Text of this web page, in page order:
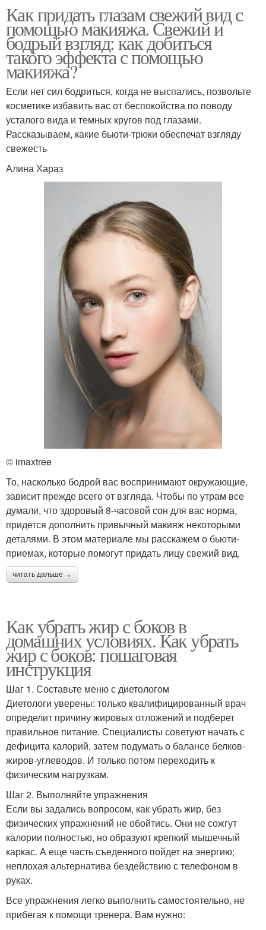
Как придать глазам свежий вид с
помощью макияжа. Свежий и
бодрый взгляд: как добиться
такого эффекта с помощью
макияжа?
Если нет сил бодриться, когда не выспались, позвольте
косметике избавить вас от беспокойства по поводу
усталого вида и темных кругов под глазами.
Рассказываем, какие бьюти-трюки обеспечат взгляду
свежесть
Алина Хараз
© imaxtree
То, насколько бодрой вас воспринимают окружающие,
зависит прежде всего от взгляда. Чтобы по утрам все
думали, что здоровый 8-часовой сон для вас норма,
придется дополнить привычный макияж некоторыми
деталями. В этом материале мы расскажем о бьюти-
приемах, которые помогут придать лицу свежий вид.
читать дальше →
Как убрать жир с боков в
домашних условиях. Как убрать
жир с боков: пошаговая
инструкция
Шаг 1. Составьте меню с диетологом
Диетологи уверены: только квалифицированный врач
определит причину жировых отложений и подберет
правильное питание. Специалисты советуют начать с
дефицита калорий, затем подумать о балансе белков-
жиров-углеводов. И только потом переходить к
физическим нагрузкам.
Шаг 2. Выполняйте упражнения
Если вы задались вопросом, как убрать жир, без
физических упражнений не обойтись. Они не сожгут
калории полностью, но образуют крепкий мышечный
каркас. А еще часть съеденного пойдет на энергию;
неплохая альтернатива бездействию с телефоном в
руках.
Все упражнения легко выполнить самостоятельно, не
прибегая к помощи тренера. Вам нужно: